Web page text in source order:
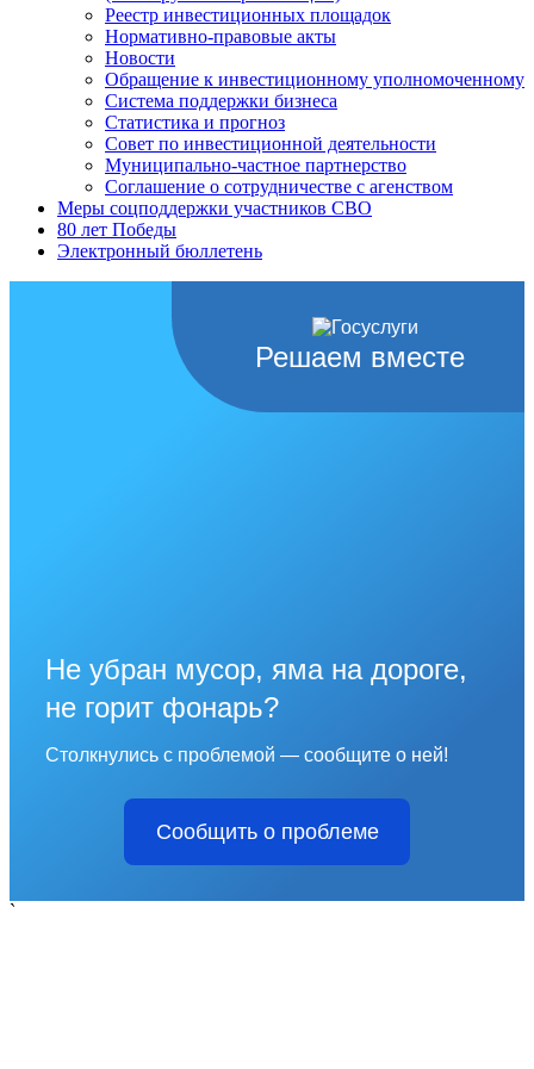
Реестр инвестиционных площадок
Нормативно-правовые акты
Новости
Обращение к инвестиционному уполномоченному
Система поддержки бизнеса
Статистика и прогноз
Совет по инвестиционной деятельности
Муниципально-частное партнерство
Соглашение о сотрудничестве с агенством
Меры соцподдержки участников СВО
80 лет Победы
Электронный бюллетень
Решаем вместе
Не убран мусор, яма на дороге,
не горит фонарь?
Столкнулись с проблемой — сообщите о ней!
Сообщить о проблеме
`